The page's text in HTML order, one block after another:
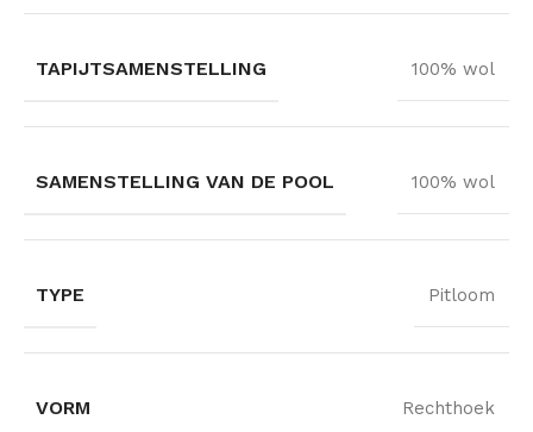
TAPIJTSAMENSTELLING 100% wol
SAMENSTELLING VAN DE POOL 100% wol
TYPE Pitloom
VORM Rechthoek